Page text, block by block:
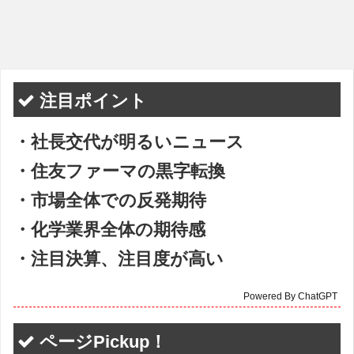
注目ポイント
・社長交代が明るいニュース
・住友ファーマの黒字転換
・市場全体での反発期待
・化学業界全体の期待感
・注目決算、注目度が高い
Powered By ChatGPT
ページPickup！